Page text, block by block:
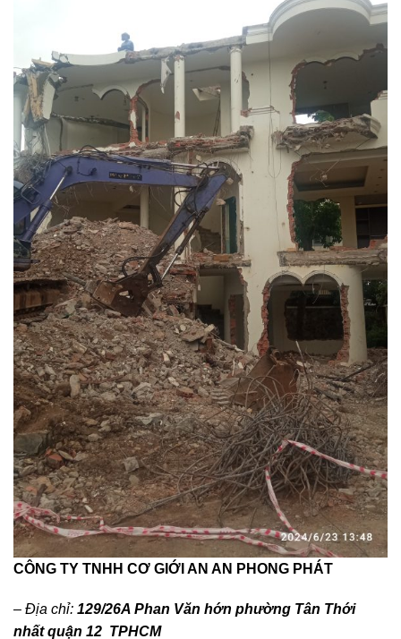
CÔNG TY TNHH CƠ GIỚI AN AN PHONG PHÁT
– Địa chỉ: 129/26A Phan Văn hớn phường Tân Thới
nhất quận 12 TPHCM